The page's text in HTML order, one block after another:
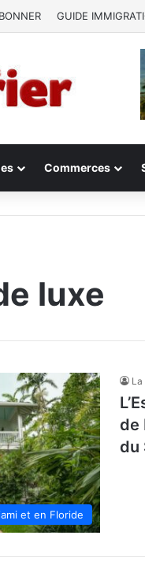
GUIDE
Commerces
luxe
et en Floride
La
de
du